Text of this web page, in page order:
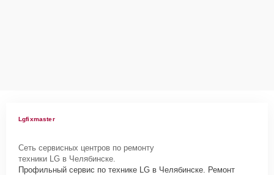
Lgfixmaster
Сеть сервисных центров по ремонту
техники LG в Челябинске.
Профильный сервис по технике LG в Челябинске. Ремонт